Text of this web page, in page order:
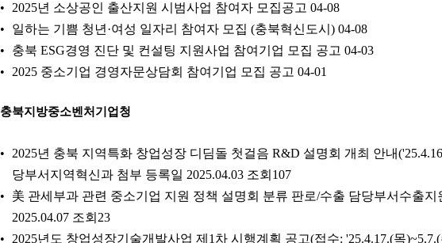
2025년 소상공인 출산지원 시범사업 참여자 모집공고 04-08
일하는 기쁨 청년·여성 일자리 참여자 모집 (충북혁신도시) 04-08
충북 ESG경영 진단 및 컨설팅 지원사업 참여기업 모집 공고 04-03
2025 중소기업 경영자문상담회 참여기업 모집 공고 04-01
충북지방중소벤처기업청
2025년 충북 지역특화 창업성장 디딤돌 첫걸음 R&D 설명회 개최 안내
당부서지역혁신과 첨부 등록일 2025.04.03 조회107
美 관세부과 관련 중소기업 지원 정책 설명회 분류 판로/수출 담당부서수출지
2025.04.07 조회23
2025년도 창업성장기술개발사업 제1차 시행계획 공고(접수: '25.4.17.(목)~5.7.(